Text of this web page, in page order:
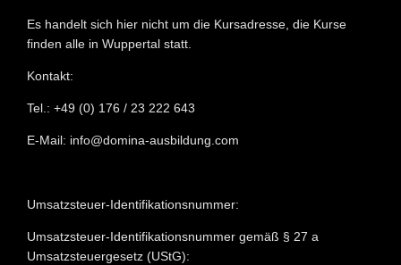
Es handelt sich hier nicht um die Kursadresse, die Kurse
finden alle in Wuppertal statt.
Kontakt:
Tel.: +49 (0) 176 / 23 222 643
E-Mail: info@domina-ausbildung.com
Umsatzsteuer-Identifikationsnummer:
Umsatzsteuer-Identifikationsnummer gemäß § 27 a
Umsatzsteuergesetz (UStG):